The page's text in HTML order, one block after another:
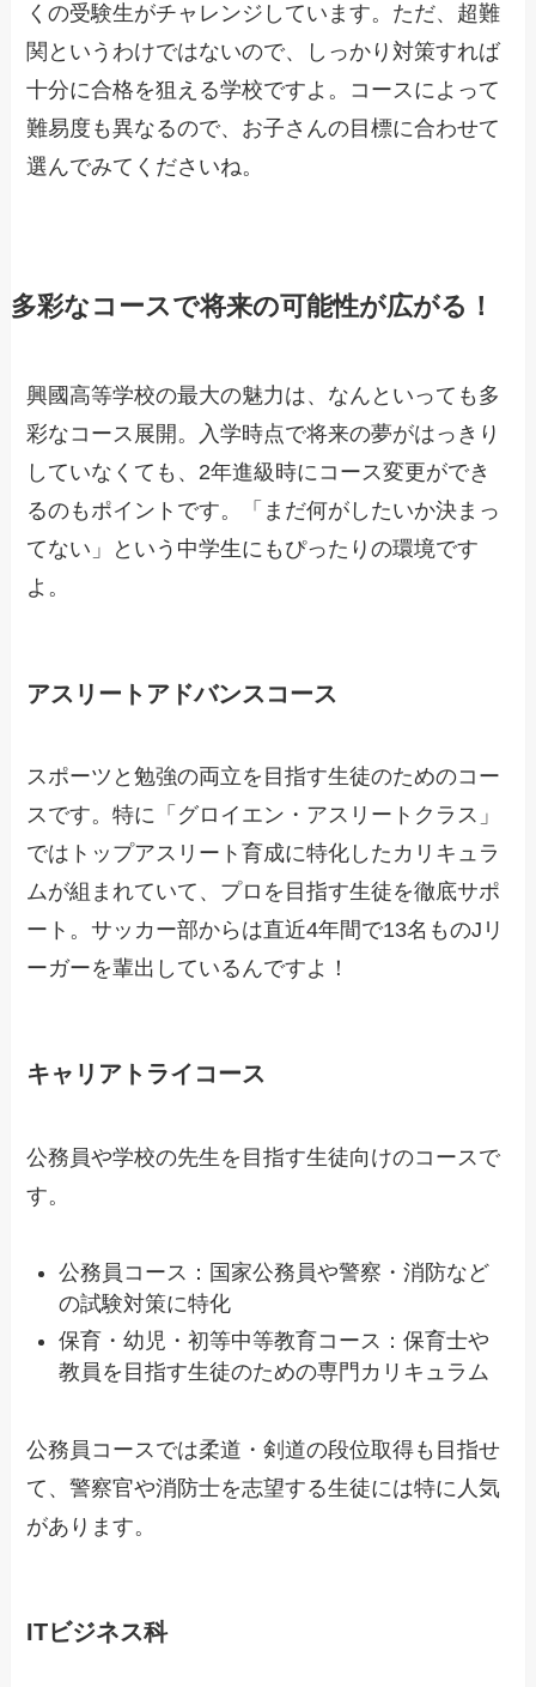
くの受験生がチャレンジしています。ただ、超難
関というわけではないので、しっかり対策すれば
十分に合格を狙える学校ですよ。コースによって
難易度も異なるので、お子さんの目標に合わせて
選んでみてくださいね。
多彩なコースで将来の可能性が広がる！
興國高等学校の最大の魅力は、なんといっても多
彩なコース展開。入学時点で将来の夢がはっきり
していなくても、2年進級時にコース変更ができ
るのもポイントです。「まだ何がしたいか決まっ
てない」という中学生にもぴったりの環境です
よ。
アスリートアドバンスコース
スポーツと勉強の両立を目指す生徒のためのコー
スです。特に「グロイエン・アスリートクラス」
ではトップアスリート育成に特化したカリキュラ
ムが組まれていて、プロを目指す生徒を徹底サポ
ート。サッカー部からは直近4年間で13名ものJリ
ーガーを輩出しているんですよ！
キャリアトライコース
公務員や学校の先生を目指す生徒向けのコースで
す。
公務員コース：国家公務員や警察・消防など
の試験対策に特化
保育・幼児・初等中等教育コース：保育士や
教員を目指す生徒のための専門カリキュラム
公務員コースでは柔道・剣道の段位取得も目指せ
て、警察官や消防士を志望する生徒には特に人気
があります。
ITビジネス科